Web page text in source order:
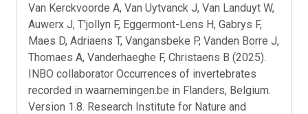
Van Kerckvoorde A, Van Uytvanck J, Van Landuyt W,
Auwerx J, T'jollyn F, Eggermont-Lens H, Gabrys F,
Maes D, Adriaens T, Vangansbeke P, Vanden Borre J,
Thomaes A, Vanderhaeghe F, Christaens B (2025).
INBO collaborator Occurrences of invertebrates
recorded in waarnemingen.be in Flanders, Belgium.
Version 1.8. Research Institute for Nature and